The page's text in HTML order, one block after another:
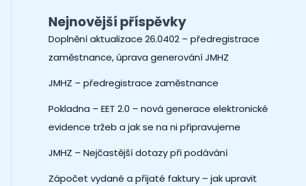
Nejnovější příspěvky
Doplnění aktualizace 26.0402 – předregistrace
zaměstnance, úprava generování JMHZ
JMHZ – předregistrace zaměstnance
Pokladna – EET 2.0 – nová generace elektronické
evidence tržeb a jak se na ni připravujeme
JMHZ – Nejčastější dotazy při podávání
Zápočet vydané a přijaté faktury – jak upravit